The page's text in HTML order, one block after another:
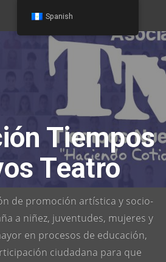
Tiempos
Teatro
de promoción artística y socio-
a niñez, juventudes, mujeres y
en procesos de educación,
ciudadana para que
Spanish